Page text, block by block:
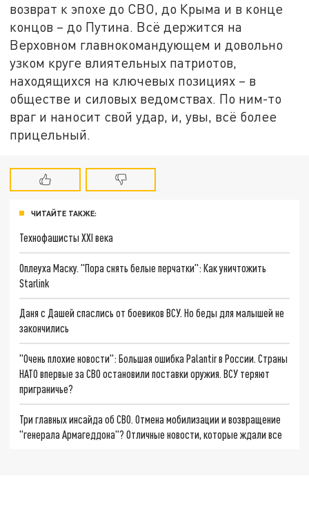
возврат к эпохе до СВО, до Крыма и в конце
концов – до Путина. Всё держится на
Верховном главнокомандующем и довольно
узком круге влиятельных патриотов,
находящихся на ключевых позициях – в
обществе и силовых ведомствах. По ним-то
враг и наносит свой удар, и, увы, всё более
прицельный.
ЧИТАЙТЕ ТАКЖЕ:
Технофашисты XXI века
Оплеуха Маску. "Пора снять белые перчатки": Как уничтожить
Starlink
Даня с Дашей спаслись от боевиков ВСУ. Но беды для малышей не
закончились
"Очень плохие новости": Большая ошибка Palantir в России. Страны
НАТО впервые за СВО остановили поставки оружия. ВСУ теряют
приграничье?
Три главных инсайда об СВО. Отмена мобилизации и возвращение
"генерала Армагеддона"? Отличные новости, которые ждали все